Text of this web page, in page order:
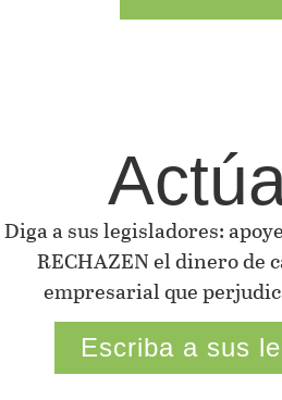
Diga a sus legisladores:
RECHAZEN el dinero de
empresarial que
Escriba a sus